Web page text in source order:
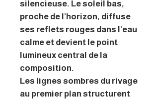
silencieuse. Le soleil bas,
proche de l’horizon, diffuse
ses reflets rouges dans l’eau
calme et devient le point
lumineux central de la
composition.
Les lignes sombres du rivage
au premier plan structurent